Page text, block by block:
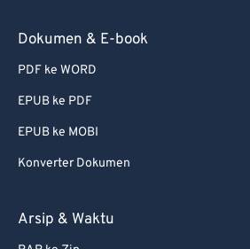
Dokumen & E-book
PDF ke WORD
EPUB ke PDF
EPUB ke MOBI
Konverter Dokumen
Arsip & Waktu